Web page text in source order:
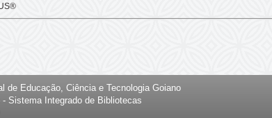
de Educação, Ciência e Tecnologia Goiano
Sistema Integrado de Bibliotecas